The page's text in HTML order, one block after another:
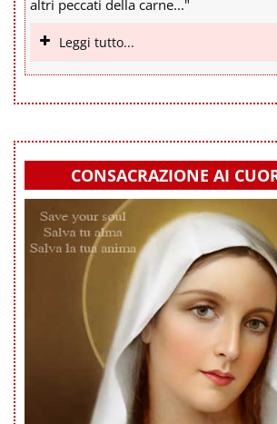
altri peccati della carne..."
Leggi tutto...
CONSACRAZIONE AI